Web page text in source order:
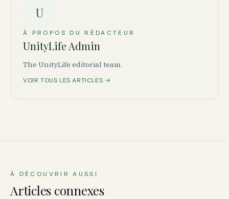
U
À PROPOS DU RÉDACTEUR
UnityLife Admin
The UnityLife editorial team.
VOIR TOUS LES ARTICLES →
À DÉCOUVRIR AUSSI
Articles connexes